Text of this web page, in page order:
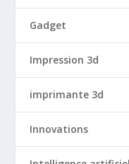
Gadget
Impression 3d
imprimante 3d
Innovations